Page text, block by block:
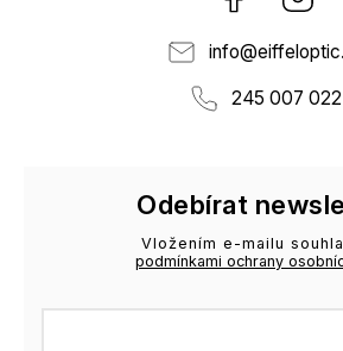
info@
245 007 022
Odebírat
Vložením e-mailu
podmínkami ochrany